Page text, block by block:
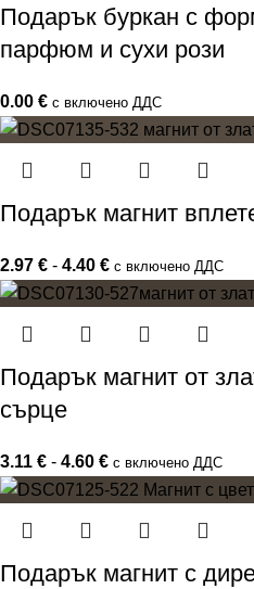
Подарък буркан с
парфюм и сухи рози
0.00 € с включено ДДС
Подарък магнит
2.97 € - 4.40 € с включено ДДС
Подарък магнит от
сърце
3.11 € - 4.60 € с включено ДДС
Подарък магнит с